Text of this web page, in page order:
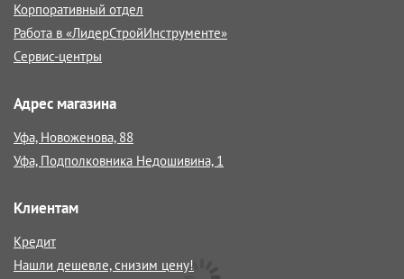
Корпоративный отдел
Работа в «ЛидерСтройИнструменте»
Сервис-центры
Адрес магазина
Уфа, Новоженова, 88
Уфа, Подполковника Недошивина, 1
Клиентам
Кредит
Нашли дешевле, снизим цену!